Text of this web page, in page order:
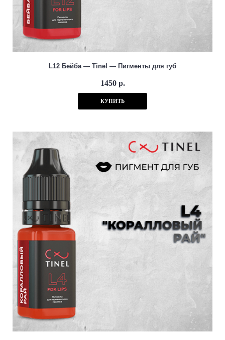
L12 Бейба — Tinel — Пигменты для губ
1450 р.
КУПИТЬ